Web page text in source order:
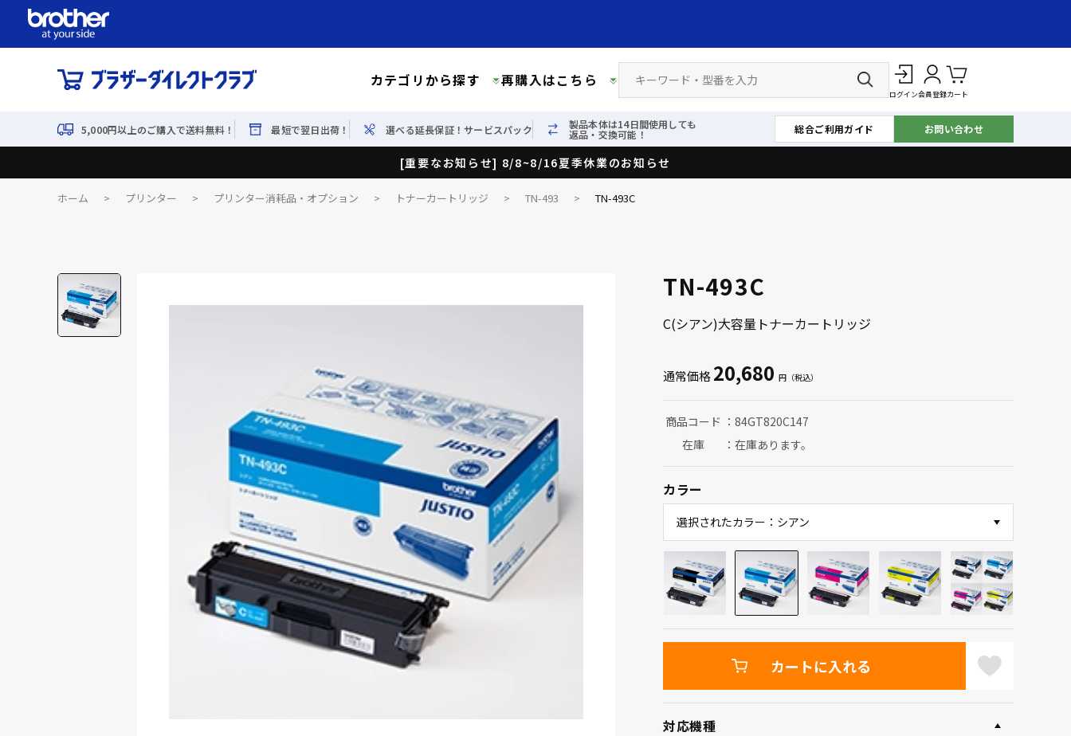
カテゴリから探す 再購入はこちら
ログイン会員登録カート
5,000円以上のご購入で送料無料！ 最短で翌日出荷！ 選べる延長保証！サービスパック 製品本体は14日間使用しても
返品・交換可能！ 総合ご利用ガイド お問い合わせ
[重要なお知らせ] 8/8~8/16夏季休業のお知らせ
ホーム > プリンター > プリンター消耗品・オプション > トナーカートリッジ > TN-493 > TN-493C
TN-493C
C(シアン)大容量トナーカートリッジ
通常価格20,680
商品コード
84GT820C147
在庫
在庫あります。
対応機種
カラー
選択されたカラー：シアン
カートに入れる